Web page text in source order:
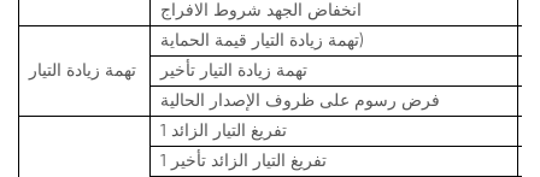
انخفاض الجهد شروط الافراج
تهمة زيادة التيار
تهمة زيادة التيارقيمة الحماية)
تهمة زيادة التيار تأخير
فرض رسوم على ظروف الإصدار الحالية
1 تفريغ التيار الزائد
1
تفريغ التيار الزائد تأخير